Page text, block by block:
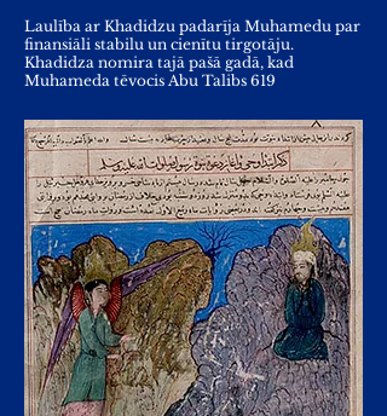
Laulība ar Khadidzu padarīja Muhamedu par
finansiāli stabilu un cienītu tirgotāju.
Khadidza nomira tajā pašā gadā, kad
Muhameda tēvocis Abu Talibs 619